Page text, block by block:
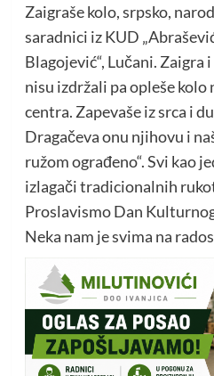
Zaigraše kolo, srpsko,
saradnici iz KUD
Blagojević“, Lučani.
nisu izdržali pa opleše
centra. Zapevaše iz srca i
Dragačeva onu njihovu i
ružom ograđeno“. Svi kao
izlagači tradicionalnih
Proslavismo Dan
Neka nam je svima na